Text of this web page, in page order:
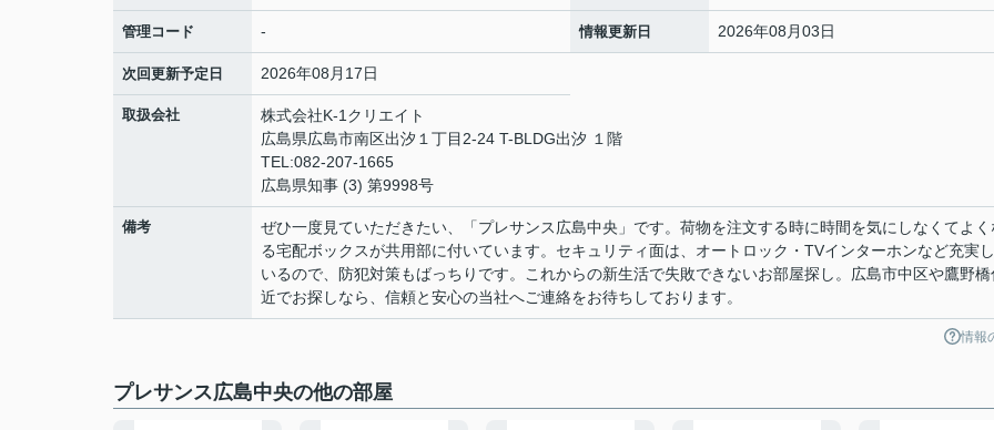
管理コード - 情報更新日 2026年08月03日
次回更新予定日 2026年08月17日
取扱会社
株式会社K-1クリエイト
広島県広島市南区出汐１丁目2-24 T-BLDG出汐 １階
TEL:082-207-1665
広島県知事 (3) 第9998号
備考
ぜひ一度見ていただきたい、「プレサンス広島中央」です。荷物を注文する時に時間を気にしなくてよく
る宅配ボックスが共用部に付いています。セキュリティ面は、オートロック・TVインターホンなど充実
いるので、防犯対策もばっちりです。これからの新生活で失敗できないお部屋探し。広島市中区や鷹野橋
近でお探しなら、信頼と安心の当社へご連絡をお待ちしております。
情報
プレサンス広島中央の他の部屋